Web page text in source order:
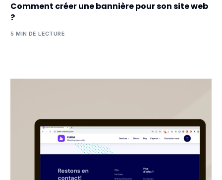
Comment créer une bannière pour son site web
?
5 MIN DE LECTURE